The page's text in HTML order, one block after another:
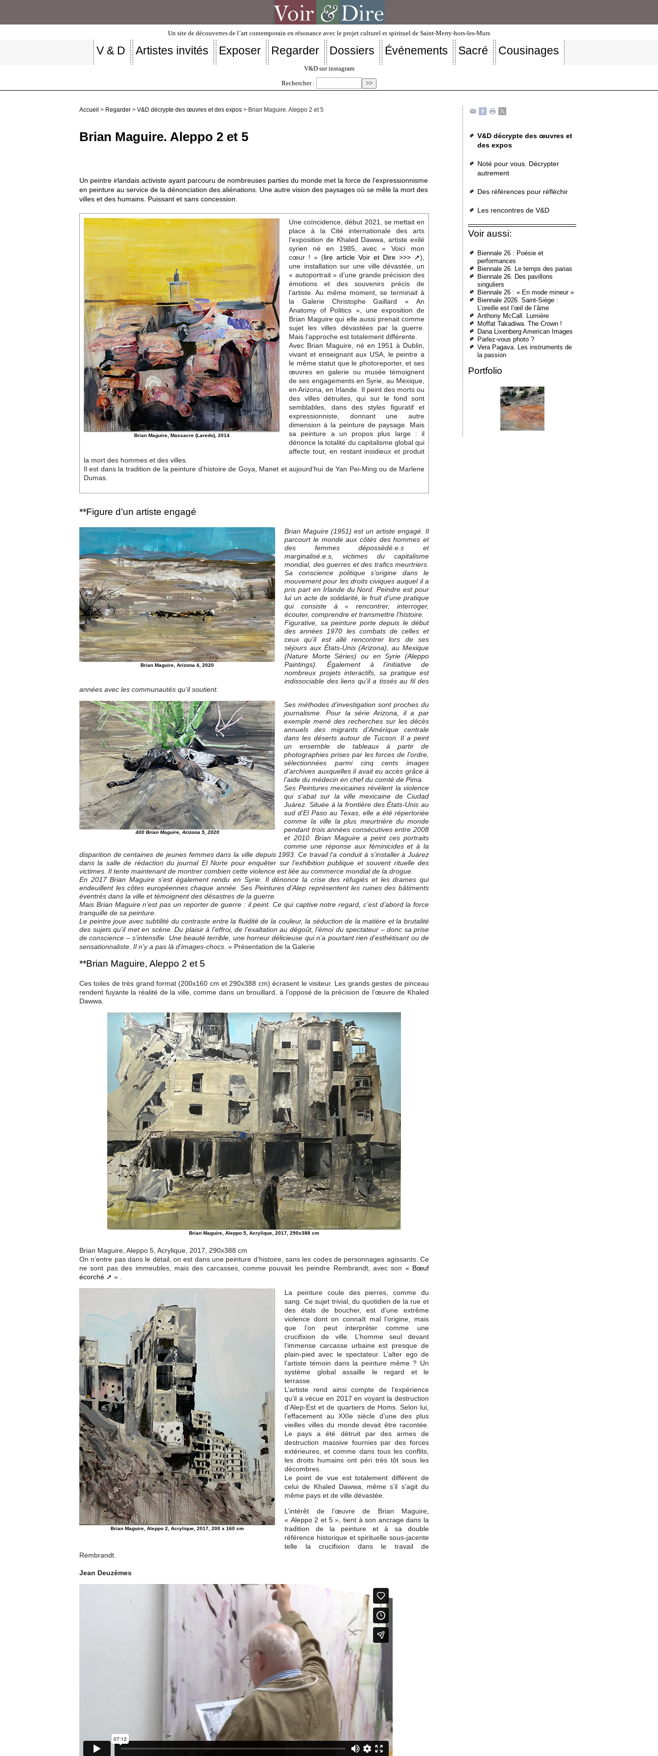
Un site de découvertes de l’art contemporain en résonance avec le projet culturel et spirituel de Saint-Merry-hors-les-Murs
V & D Artistes invités Exposer Regarder Dossiers Événements Sacré Cousinages
V&D sur instagram
Rechercher :
Accueil > Regarder > V&D décrypte des œuvres et des expos > Brian Maguire. Aleppo 2 et 5
Brian Maguire. Aleppo 2 et 5
Un peintre irlandais activiste ayant parcouru de nombreuses parties du monde met la force de l’expressionnisme
en peinture au service de la dénonciation des aliénations. Une autre vision des paysages où se mêle la mort des
villes et des humains. Puissant et sans concession.
Brian Maguire, Massacre (Laredo), 2014
Une coïncidence, début 2021, se mettait en
place à la Cité internationale des arts
l’exposition de Khaled Dawwa, artiste exilé
syrien né en 1985, avec « Voici mon
cœur ! » (lire article Voir et Dire >>>
),
une installation sur une ville dévastée, un
« autoportrait » d’une grande précision des
émotions et des souvenirs précis de
l’artiste. Au même moment, se terminait à
la Galerie Christophe Gaillard « An
Anatomy of Politics », une exposition de
Brian Maguire qui elle aussi prenait comme
sujet les villes dévastées par la guerre.
Mais l’approche est totalement différente.
Avec Brian Maguire, né en 1951 à Dublin,
vivant et enseignant aux USA, le peintre a
le même statut que le photoreporter, et ses
œuvres en galerie ou musée témoignent
de ses engagements en Syrie, au Mexique,
en Arizona, en Irlande. Il peint des morts ou
des villes détruites, qui sur le fond sont
semblables, dans des styles figuratif et
expressionniste, donnant une autre
dimension à la peinture de paysage. Mais
sa peinture a un propos plus large : il
dénonce la totalité du capitalisme global qui
affecte tout, en restant insidieux et produit
la mort des hommes et des villes.
Il est dans la tradition de la peinture d’histoire de Goya, Manet et aujourd’hui de Yan Pei-Ming ou de Marlene
Dumas.
**Figure d’un artiste engagé
Brian Maguire, Arizona 4, 2020
Brian Maguire (1951) est un artiste engagé. Il
parcourt le monde aux côtés des hommes et
des femmes dépossédé.e.s et
marginalisé.e.s, victimes du capitalisme
mondial, des guerres et des trafics meurtriers.
Sa conscience politique s’origine dans le
mouvement pour les droits civiques auquel il a
pris part en Irlande du Nord. Peindre est pour
lui un acte de solidarité, le fruit d’une pratique
qui consiste à « rencontrer, interroger,
écouter, comprendre et transmettre l’histoire.
Figurative, sa peinture porte depuis le début
des années 1970 les combats de celles et
ceux qu’il est allé rencontrer lors de ses
séjours aux États-Unis (Arizona), au Mexique
(Nature Morte Séries) ou en Syrie (Aleppo
Paintings). Également à l’initiative de
nombreux projets interactifs, sa pratique est
indissociable des liens qu’il a tissés au fil des
années avec les communautés qu’il soutient.
400 Brian Maguire, Arizona 5, 2020
Ses méthodes d’investigation sont proches du
journalisme. Pour la série Arizona, il a par
exemple mené des recherches sur les décès
annuels des migrants d’Amérique centrale
dans les déserts autour de Tucson. Il a peint
un ensemble de tableaux à partir de
photographies prises par les forces de l’ordre,
sélectionnées parmi cinq cents images
d’archives auxquelles il avait eu accès grâce à
l’aide du médecin en chef du comté de Pima.
Ses Peintures mexicaines révèlent la violence
qui s’abat sur la ville mexicaine de Ciudad
Juárez. Située à la frontière des États-Unis au
sud d’El Paso au Texas, elle a été répertoriée
comme la ville la plus meurtrière du monde
pendant trois années consécutives entre 2008
et 2010. Brian Maguire a peint ces portraits
comme une réponse aux féminicides et à la
disparition de centaines de jeunes femmes dans la ville depuis 1993. Ce travail l’a conduit à s’installer à Juárez
dans la salle de rédaction du journal El Norte pour enquêter sur l’exhibition publique et souvent rituelle des
victimes. Il tente maintenant de montrer combien cette violence est liée au commerce mondial de la drogue.
En 2017 Brian Maguire s’est également rendu en Syrie. Il dénonce la crise des réfugiés et les drames qui
endeuillent les côtes européennes chaque année. Ses Peintures d’Alep représentent les ruines des bâtiments
éventrés dans la ville et témoignent des désastres de la guerre.
Mais Brian Maguire n’est pas un reporter de guerre : il peint. Ce qui captive notre regard, c’est d’abord la force
tranquille de sa peinture.
Le peintre joue avec subtilité du contraste entre la fluidité de la couleur, la séduction de la matière et la brutalité
des sujets qu’il met en scène. Du plaisir à l’effroi, de l’exaltation au dégoût, l’émoi du spectateur – donc sa prise
de conscience – s’intensifie. Une beauté terrible, une horreur délicieuse qui n’a pourtant rien d’esthétisant ou de
sensationnaliste. Il n’y a pas là d’images-chocs. » Présentation de la Galerie
**Brian Maguire, Aleppo 2 et 5
Ces toiles de très grand format (200x160 cm et 290x388 cm) écrasent le visiteur. Les grands gestes de pinceau
rendent fuyante la réalité de la ville, comme dans un brouillard, à l’opposé de la précision de l’œuvre de Khaled
Dawwa.
Brian Maguire, Aleppo 5, Acrylique, 2017, 290x388 cm
Brian Maguire, Aleppo 5, Acrylique, 2017, 290x388 cm
On n’entre pas dans le détail, on est dans une peinture d’histoire, sans les codes de personnages agissants. Ce
ne sont pas des immeubles, mais des carcasses, comme pouvait les peindre Rembrandt, avec son « Bœuf
écorché
» .
Brian Maguire, Aleppo 2, Acrylique, 2017, 200 x 160 cm
La peinture coule des pierres, comme du
sang. Ce sujet trivial, du quotidien de la rue et
des étals de boucher, est d’une extrême
violence dont on connaît mal l’origine, mais
que l’on peut interpréter comme une
crucifixion de ville. L’homme seul devant
l’immense carcasse urbaine est presque de
plain-pied avec le spectateur. L’alter ego de
l’artiste témoin dans la peinture même ? Un
système global assaille le regard et le
terrasse.
L’artiste rend ainsi compte de l’expérience
qu’il a vécue en 2017 en voyant la destruction
d’Alep-Est et de quartiers de Homs. Selon lui,
l’effacement au XXIe siècle d’une des plus
vieilles villes du monde devait être racontée.
Le pays a été détruit par des armes de
destruction massive fournies par des forces
extérieures, et comme dans tous les conflits,
les droits humains ont péri très tôt sous les
décombres.
Le point de vue est totalement différent de
celui de Khaled Dawwa, même s’il s’agit du
même pays et de ville dévastée.
L’intérêt de l’œuvre de Brian Maguire,
« Aleppo 2 et 5 », tient à son ancrage dans la
tradition de la peinture et à sa double
référence historique et spirituelle sous-jacente
telle la crucifixion dans le travail de
Rembrandt.
Jean Deuzèmes
V&D décrypte des œuvres et
des expos
Noté pour vous. Décrypter
autrement
Des références pour réfléchir
Les rencontres de V&D
Voir aussi:
Biennale 26 : Poésie et
performances
Biennale 26. Le temps des parias
Biennale 26. Des pavillons
singuliers
Biennale 26 : « En mode mineur »
Biennale 2026. Saint-Siège :
L’oreille est l’œil de l’âme
Anthony McCall. Lumière
Moffat Takadiwa. The Crown !
Dana Lixenberg American Images
Parlez-vous photo ?
Vera Pagava. Les instruments de
la passion
Portfolio